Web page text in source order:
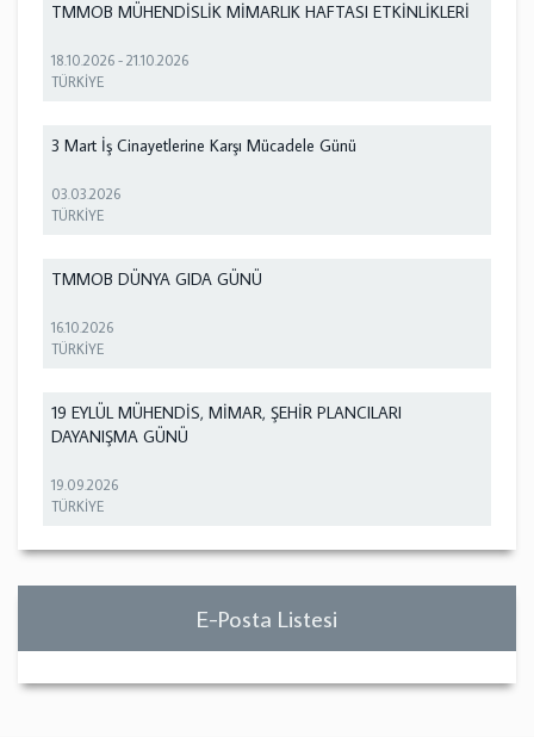
TMMOB MÜHENDİSLİK MİMARLIK HAFTASI ETKİNLİKLERİ
18.10.2026 -21.10.2026
TÜRKİYE
3 Mart İş Cinayetlerine Karşı Mücadele Günü
03.03.2026
TÜRKİYE
TMMOB DÜNYA GIDA GÜNÜ
16.10.2026
TÜRKİYE
19 EYLÜL MÜHENDİS, MİMAR, ŞEHİR PLANCILARI
DAYANIŞMA GÜNÜ
19.09.2026
TÜRKİYE
E-Posta Listesi